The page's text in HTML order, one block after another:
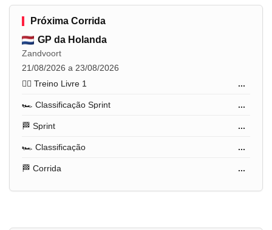
Próxima Corrida
GP da Holanda
Zandvoort
21/08/2026 a 23/08/2026
🏋️‍♂️ Treino Livre 1
...
🏎️ Classificação Sprint ...
🏁 Sprint ...
🏎️ Classificação ...
🏁 Corrida ...